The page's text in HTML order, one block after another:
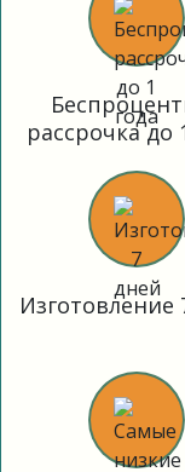
рассрочка до
Изготовление